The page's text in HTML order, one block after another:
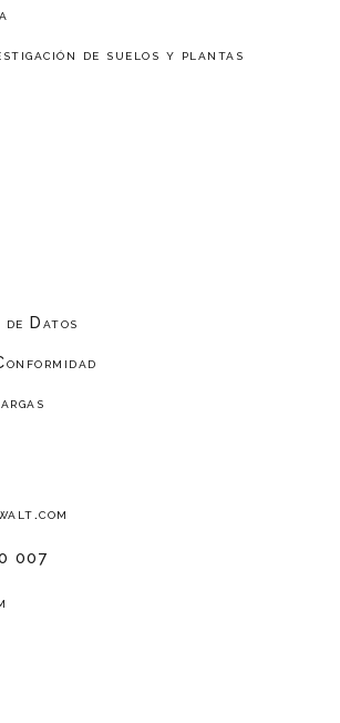
de suelos y plantas
Datos
007